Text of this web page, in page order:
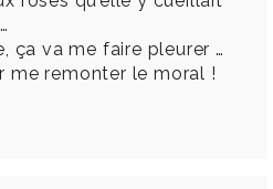
ça va me faire pleurer …
me remonter le moral !